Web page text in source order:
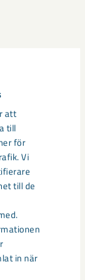
att
till
för
Vi
till de
in när